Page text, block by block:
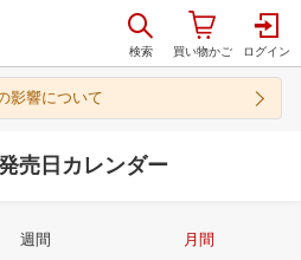
影響について
売日カレンダー
週間 月間